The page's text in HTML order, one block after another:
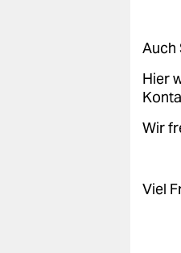
Auch
Hier
Wir
Viel